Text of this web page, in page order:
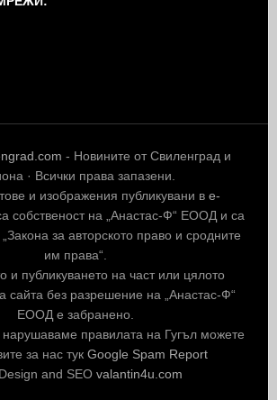
- Новините от Свиленград и
· Всички права запазени.
и изображения публикувани в e-
собственост на „Анастас-Ф“ ЕООД и са
за авторското право и сродните
им права“.
и публикуването на част или цялото
сайта без разрешение на „Анастас-Ф“
ЕООД е забранено.
нарушаваме правилата на Гугъл можете
за нас тукGoogle Spam Report
and SEO valantin4u.com